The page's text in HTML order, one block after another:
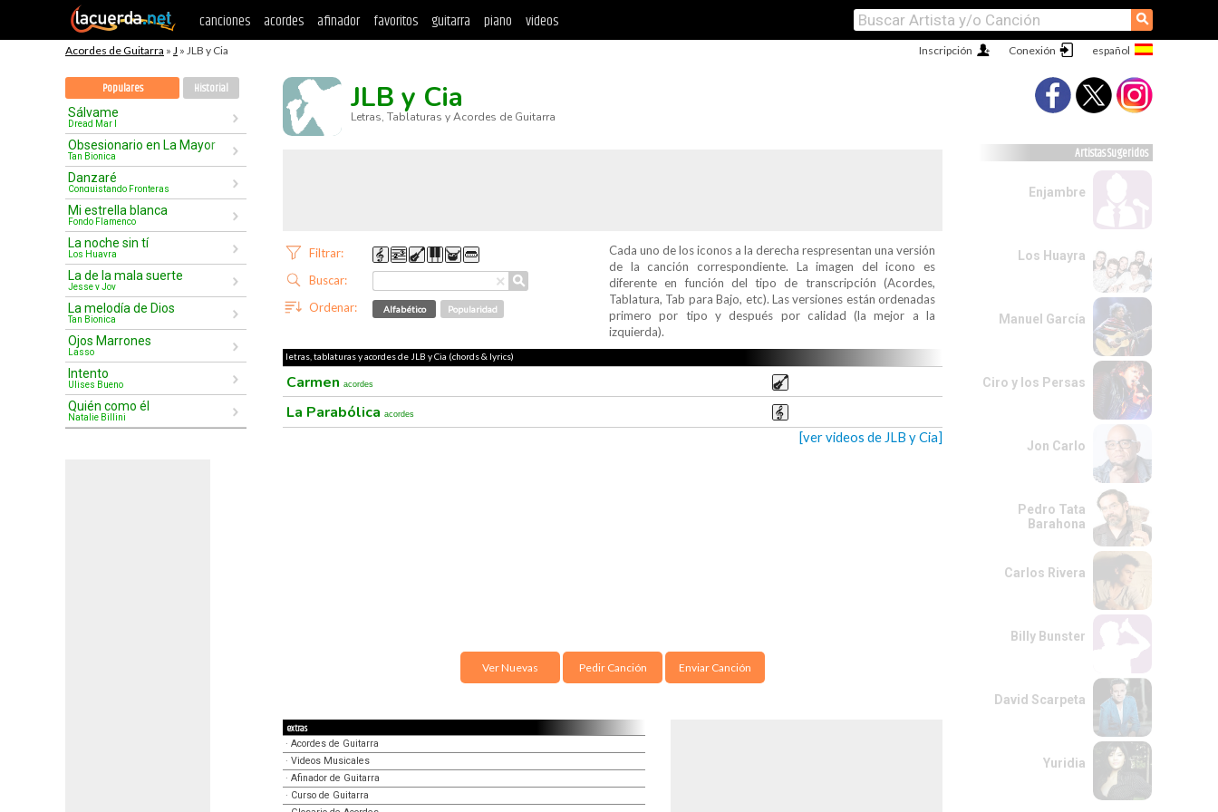
canciones acordes afinador favoritos guitarra piano videos ⚲
Acordes de Guitarra » J » JLB y Cia Conexión
Inscripción
Populares Historial
Sálvame
Dread Mar I
Obsesionario en La Mayor
Tan Bionica
Danzaré
Conquistando Fronteras
Mi estrella blanca
Fondo Flamenco
La noche sin tí
Los Huayra
La de la mala suerte
Jesse y Joy
La melodía de Dios
Tan Bionica
Ojos Marrones
Lasso
Intento
Ulises Bueno
Quién como él
Natalie Billini
JLB y Cia
Letras, Tablaturas y Acordes de Guitarra
Filtrar:
×
Buscar: ⚲
Ordenar: Alfabético Popularidad
Cada uno de los iconos a la derecha respresentan una versión
de la canción correspondiente. La imagen del icono es
diferente en función del tipo de transcripción (Acordes,
Tablatura, Tab para Bajo, etc). Las versiones están ordenadas
primero por tipo y después por calidad (la mejor a la
izquierda).
letras, tablaturas y acordes de JLB y Cia (chords & lyrics)
Carmen acordes
La Parabólica acordes
[ver videos de JLB y Cia]
Ver Nuevas Pedir Canción Enviar Canción
extras
· Acordes de Guitarra
· Videos Musicales
· Afinador de Guitarra
· Curso de Guitarra
Artistas Sugeridos
Enjambre
Los Huayra
Manuel García
Ciro y los Persas
Jon Carlo
Pedro Tata
Barahona
Carlos Rivera
Billy Bunster
David Scarpeta
Yuridia